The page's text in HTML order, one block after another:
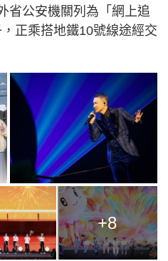
省公安機關列為「網上追
正乘搭地鐵10號線途經交
+8